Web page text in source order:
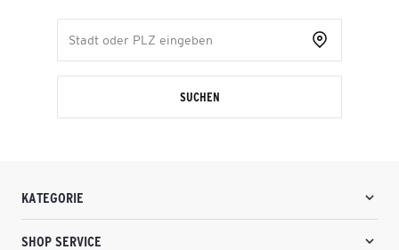
SUCHEN
KATEGORIE
SHOP SERVICE